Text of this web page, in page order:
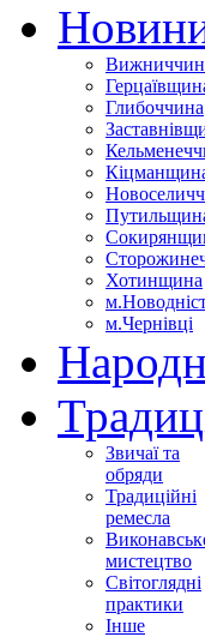
Глибоччина
Хотинщина
м.Чернівці
Звичаї та
обряди
Традиційні
ремесла
мистецтво
Світоглядні
практики
Інше